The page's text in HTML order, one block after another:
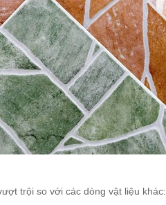
trội so với các dòng vật liệu khác: